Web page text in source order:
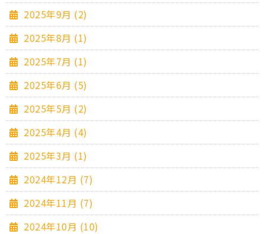
2025年9月 (2)
2025年8月 (1)
2025年7月 (1)
2025年6月 (5)
2025年5月 (2)
2025年4月 (4)
2025年3月 (1)
2024年12月 (7)
2024年11月 (7)
2024年10月 (10)